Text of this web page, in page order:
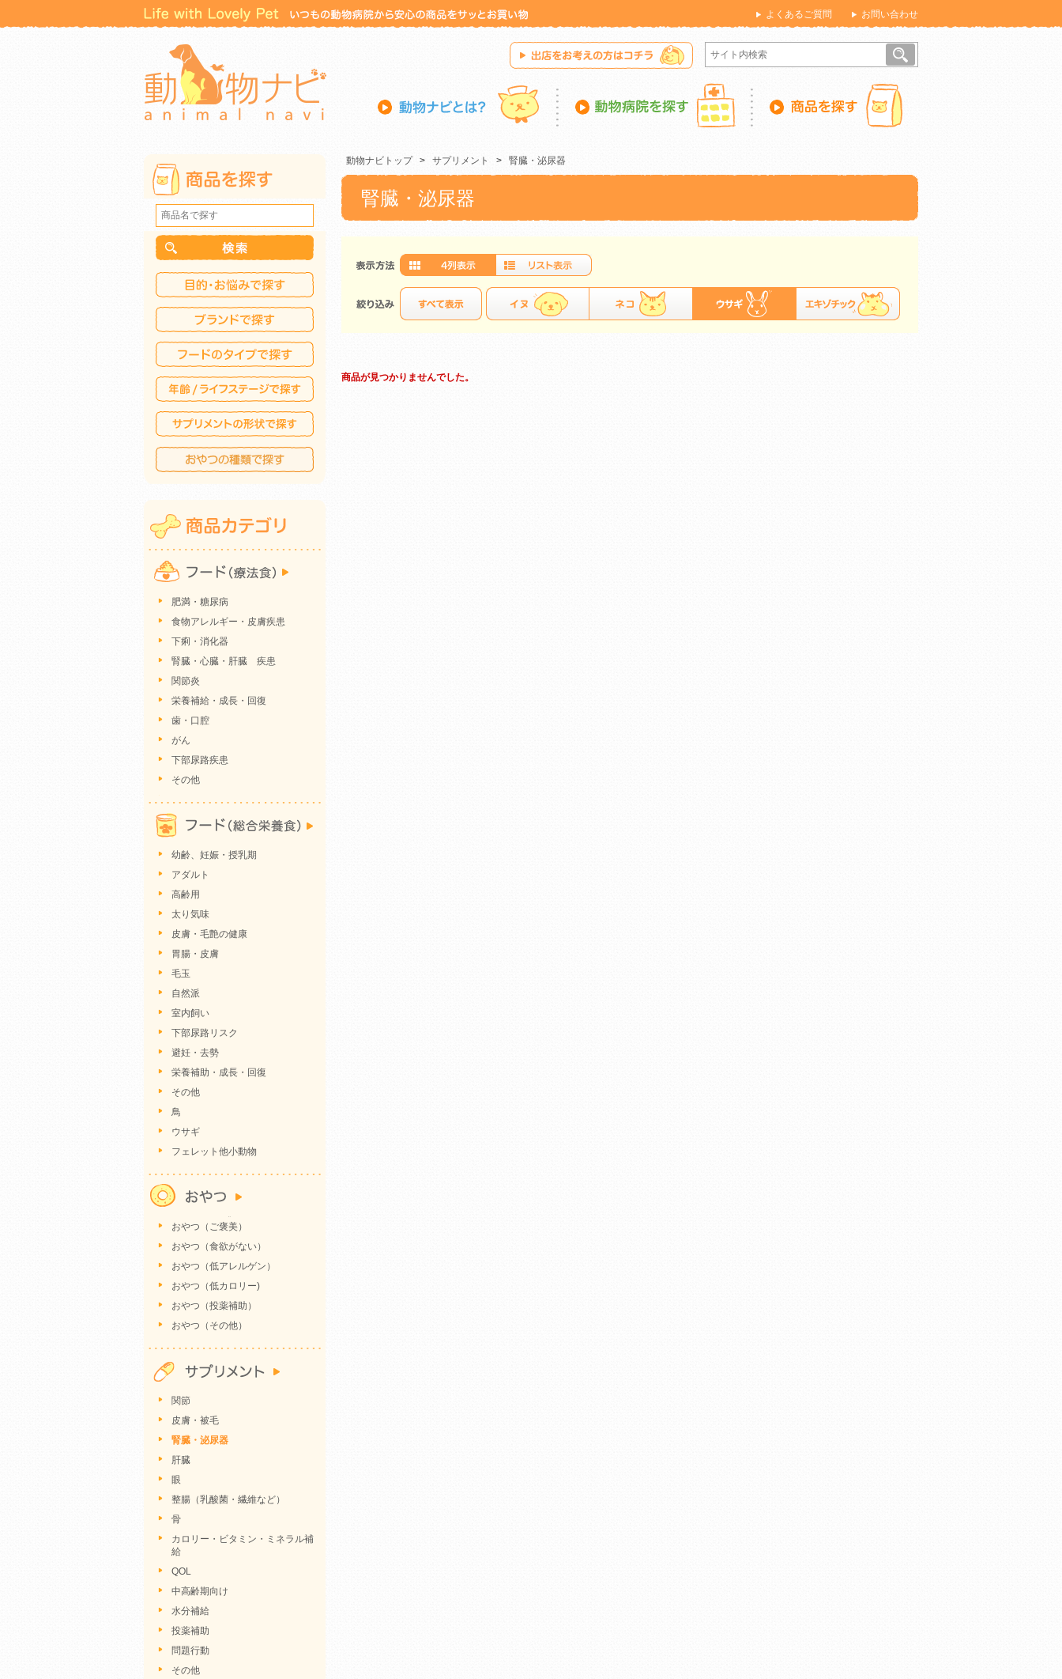
よくあるご質問 お問い合わせ
動物ナビトップ > サプリメント > 腎臓・泌尿器
腎臓・泌尿器
商品が見つかりませんでした。
肥満・糖尿病
食物アレルギー・皮膚疾患
下痢・消化器
腎臓・心臓・肝臓 疾患
関節炎
栄養補給・成長・回復
歯・口腔
がん
下部尿路疾患
その他
幼齢、妊娠・授乳期
アダルト
高齢用
太り気味
皮膚・毛艶の健康
胃腸・皮膚
毛玉
自然派
室内飼い
下部尿路リスク
避妊・去勢
栄養補助・成長・回復
その他
鳥
ウサギ
フェレット他小動物
おやつ（ご褒美）
おやつ（食欲がない）
おやつ（低アレルゲン）
おやつ（低カロリー)
おやつ（投薬補助）
おやつ（その他）
関節
皮膚・被毛
腎臓・泌尿器
肝臓
眼
整腸（乳酸菌・繊維など）
骨
カロリー・ビタミン・ミネラル補
給
QOL
中高齢期向け
水分補給
投薬補助
問題行動
その他